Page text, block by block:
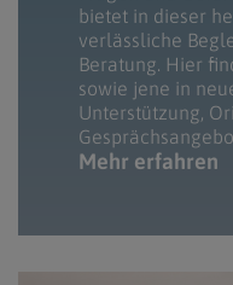
bietet in dieser
verlässliche
Beratung. Hier
sowie jene in
Unterstützung,
Mehr erfahren